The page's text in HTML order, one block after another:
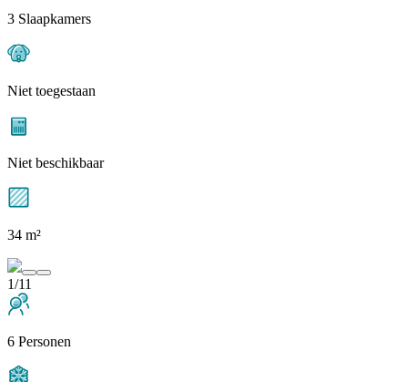
3 Slaapkamers
Niet toegestaan
Niet beschikbaar
34 m²
1/11
6 Personen